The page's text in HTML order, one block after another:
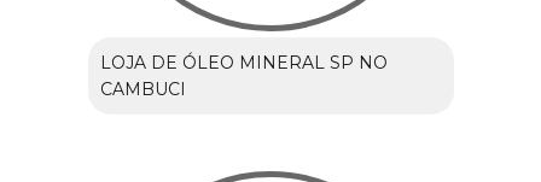
LOJA DE ÓLEO MINERAL SP NO
CAMBUCI